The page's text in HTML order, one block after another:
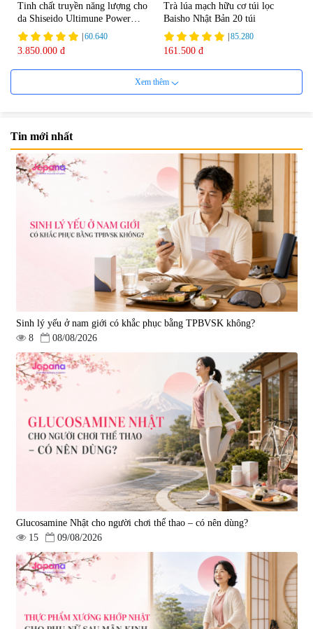
Tinh chất truyền năng lượng cho
da Shiseido Ultimune Power
75ml
60.640
3.850.000 đ
Trà lúa mạch hữu cơ túi lọc
Baisho Nhật Bản 20 túi
85.280
161.500 đ
Viên uống bổ não Ribeto Shoji
57.920
1.450.000 đ
Viên nang uống cải thiện thị lực,
trí nhớ DHA + EPA + Flaxseed
Oil 30 viên/gói - Date 02/2027
|52.346
225.000 đ
Tẩy tế bào chết Nichiei Bussan
Nano NMN+ Peeling Gel
1.490.000 đ
Viên uống hỗ trợ bền thành
mạch, ngừa tai biến Elastin Plus
& Nattokinase Hokoen 80 viên
|0
980.000 đ
Viên uống bổ gan Ribeto Shoji
Hepaclean 60 viên
690.000 đ
Viên uống hỗ trợ cải thiện thoát
vị đĩa đệm Kyoto Has 30 viên
| 14.560
1.600.000 đ
Xem thêm
Tin mới nhất
Sinh lý yếu ở nam giới có khắc phục bằng TPBVSK không?
8
08/08/2026
Glucosamine Nhật cho người chơi thể thao – có nên dùng?
15
09/08/2026